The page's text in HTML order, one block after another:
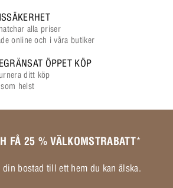
alla priser
online och i våra butiker
ÖPPET KÖP
ditt köp
helst
FÅ 25 % VÄLKOMSTRABATT*
bostad till ett hem du kan älska.